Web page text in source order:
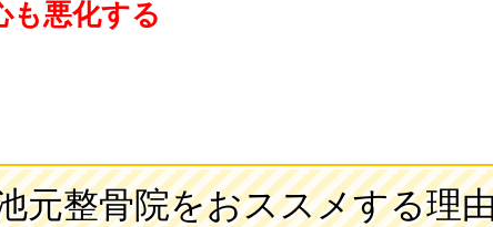
も悪化する
元整骨院をおススメする理